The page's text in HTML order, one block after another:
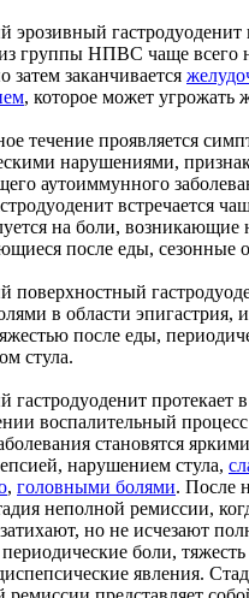
эрозивный
группы НПВС чаще всего
затем заканчивается
, которое может угрожать
течение проявляется
нарушениями,
аутоиммунного
встречается
на боли, возникающие
после еды, сезонные
поверхностный
в области эпигастрия,
после еды,
стула.
гастродуоденит протекает
воспалительный процесс
становятся
нарушением стула,
, головными болями. После
неполной ремиссии,
но не исчезают
периодические боли,
явления.